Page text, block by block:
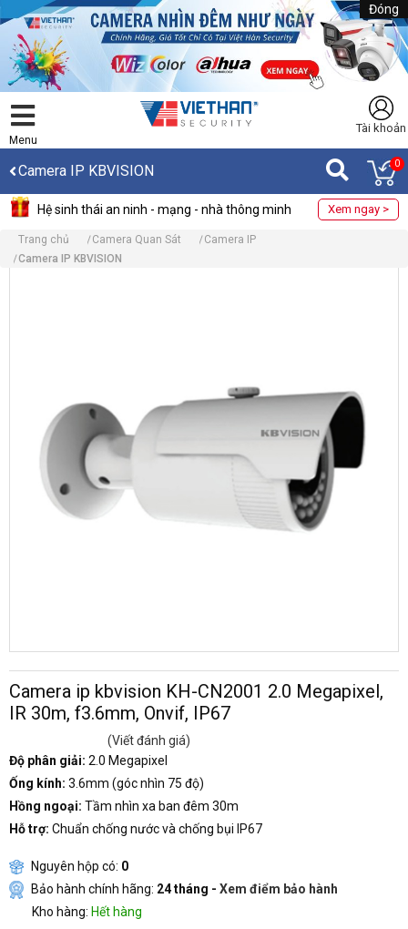
Đóng
Menu
Tài khoản
Camera IP KBVISION 0
Hệ sinh thái an ninh - mạng - nhà thông minh Xem ngay >
Trang chủ Camera Quan Sát
Camera IP
Camera IP KBVISION
Camera ip kbvision KH-CN2001 2.0 Megapixel,
IR 30m, f3.6mm, Onvif, IP67
(Viết đánh giá)
Độ phân giải: 2.0 Megapixel
Ống kính: 3.6mm (góc nhìn 75 độ)
Hồng ngoại: Tầm nhìn xa ban đêm 30m
Hỗ trợ: Chuẩn chống nước và chống bụi IP67
Nguyên hộp có: 0
Bảo hành chính hãng: 24 tháng - Xem điểm bảo hành
Kho hàng: Hết hàng